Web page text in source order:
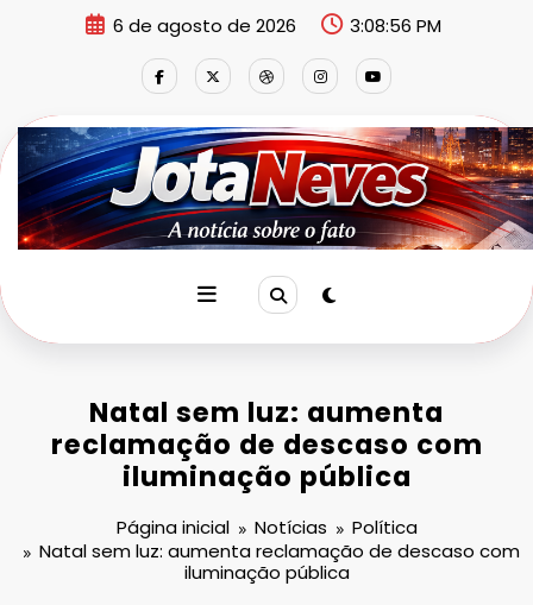
6 de agosto de 2026 3:08:57 PM
Natal sem luz: aumenta
reclamação de descaso com
iluminação pública
Página inicial Notícias
Política
Natal sem luz: aumenta reclamação de descaso com
iluminação pública